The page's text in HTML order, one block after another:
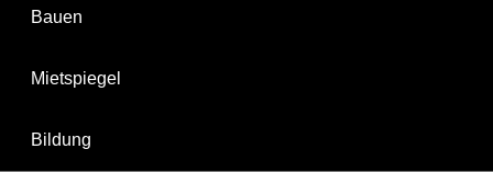
Bauen
Mietspiegel
Bildung